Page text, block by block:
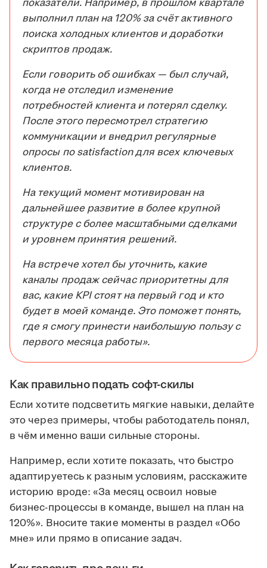
показатели. Например, в прошлом квартале
выполнил план на 120% за счёт активного
поиска холодных клиентов и доработки
скриптов продаж.
Если говорить об ошибках — был случай,
когда не отследил изменение
потребностей клиента и потерял сделку.
После этого пересмотрел стратегию
коммуникации и внедрил регулярные
опросы по satisfaction для всех ключевых
клиентов.
На текущий момент мотивирован на
дальнейшее развитие в более крупной
структуре с более масштабными сделками
и уровнем принятия решений.
На встрече хотел бы уточнить, какие
каналы продаж сейчас приоритетны для
вас, какие KPI стоят на первый год и кто
будет в моей команде. Это поможет понять,
где я смогу принести наибольшую пользу с
первого месяца работы».
Как правильно подать софт-скилы
Если хотите подсветить мягкие навыки, делайте
это через примеры, чтобы работодатель понял,
в чём именно ваши сильные стороны.
Например, если хотите показать, что быстро
адаптируетесь к разным условиям, расскажите
историю вроде: «За месяц освоил новые
бизнес-процессы в команде, вышел на план на
120%». Вносите такие моменты в раздел «Обо
мне» или прямо в описание задач.